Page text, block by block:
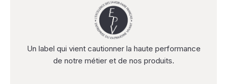
Un label qui vient cautionner la haute performance
de notre métier et de nos produits.